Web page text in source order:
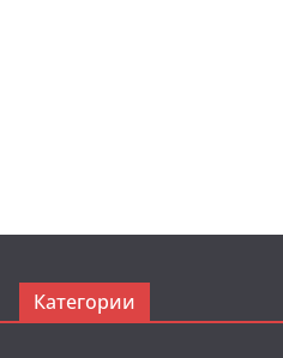
Категории